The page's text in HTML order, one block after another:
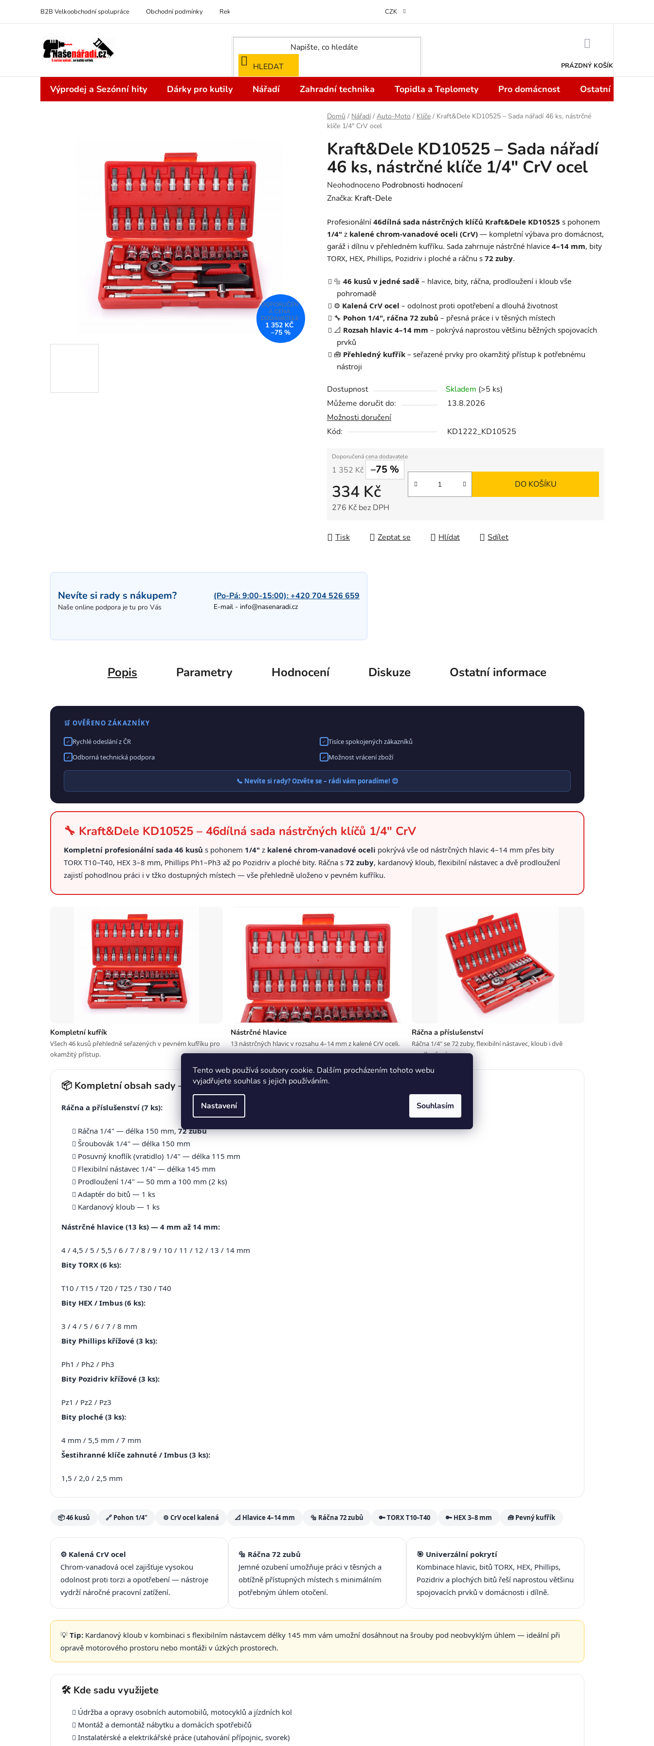
Tento web používá soubory cookie. Dalším procházením tohoto webu
vyjadřujete souhlas s jejich používáním.
Nastavení Souhlasím
obsah
B2B Velkoobchodní spolupráce Obchodní podmínky Reklamace Odstoupení od kupní smlouvy do 14 dní
CZK
HLEDAT PRÁZDNÝ KOŠÍK
Výprodej a Sezónní hity Dárky pro kutily Nářadí Zahradní technika Topidla a Teplomety Pro domácnost Ostatní
Domů / Nářadí / Auto-Moto / Klíče / Kraft&Dele KD10525 – Sada nářadí 46 ks, nástrčné
klíče 1/4" CrV ocel
Kraft&Dele KD10525 – Sada nářadí
46 ks, nástrčné klíče 1/4" CrV ocel
Průměrné
hodnocení
je
0,0
z
5
hvězdiček.
Neohodnoceno Podrobnosti hodnocení
Značka: Kraft-Dele
Profesionální 46dílná sada nástrčných klíčů Kraft&Dele KD10525 s pohonem
1/4" z kalené chrom-vanadové oceli (CrV) — kompletní výbava pro domácnost,
garáž i dílnu v přehledném kufříku. Sada zahrnuje nástrčné hlavice 4–14 mm, bity
TORX, HEX, Phillips, Pozidriv i ploché a ráčnu s 72 zuby.
🔩 46 kusů v jedné sadě – hlavice, bity, ráčna, prodloužení i kloub vše
pohromadě
⚙️ Kalená CrV ocel – odolnost proti opotřebení a dlouhá životnost
🔧 Pohon 1/4", ráčna 72 zubů – přesná práce i v těsných místech
📐 Rozsah hlavic 4–14 mm – pokrývá naprostou většinu běžných spojovacích
prvků
🧰 Přehledný kufřík – seřazené prvky pro okamžitý přístup k potřebnému
nástroji
Dostupnost Skladem (>5 ks)
Můžeme doručit do:
13.8.2026
Možnosti doručení
Kód:
KD1222_KD10525
1 352 Kč –75 %
334 Kč
276 Kč bez DPH
DO KOŠÍKU
Tisk Zeptat se Hlídat Sdílet
1 352 KČ
–75 %
Nevíte si rady s nákupem?
Naše online podpora je tu pro Vás
(Po-Pá: 9:00-15:00):+420 704 526 659
E-mail - info@nasenaradi.cz
Popis Parametry Hodnocení Diskuze Ostatní informace
🛒 OVĚŘENO ZÁKAZNÍKY
✓ Rychlé odeslání z ČR ✓ Tisíce spokojených zákazníků
✓ Odborná technická podpora ✓ Možnost vrácení zboží
📞 Nevíte si rady? Ozvěte se – rádi vám poradíme! 😊
🔧 Kraft&Dele KD10525 – 46dílná sada nástrčných klíčů 1/4" CrV
Kompletní profesionální sada 46 kusů s pohonem 1/4" z kalené chrom-vanadové oceli pokrývá vše od nástrčných hlavic 4–14 mm přes bity
TORX T10–T40, HEX 3–8 mm, Phillips Ph1–Ph3 až po Pozidriv a ploché bity. Ráčna s 72 zuby, kardanový kloub, flexibilní nástavec a dvě prodloužení
zajistí pohodlnou práci i v tžko dostupných místech — vše přehledně uloženo v pevném kufříku.
Kompletní kufřík
Všech 46 kusů přehledně seřazených v pevném kufříku pro
okamžitý přístup.
Nástrčné hlavice
13 nástrčných hlavic v rozsahu 4–14 mm z kalené CrV oceli.
Ráčna a příslušenství
Ráčna 1/4" se 72 zuby, flexibilní nástavec, kloub i dvě
prodloužení.
📦 Kompletní obsah sady — 46 kusů
Ráčna a příslušenství (7 ks):
Ráčna 1/4" — délka 150 mm, 72 zubů
Šroubovák 1/4" — délka 150 mm
Posuvný knoflík (vratidlo) 1/4" — délka 115 mm
Flexibilní nástavec 1/4" — délka 145 mm
Prodloužení 1/4" — 50 mm a 100 mm (2 ks)
Adaptér do bitů — 1 ks
Kardanový kloub — 1 ks
Nástrčné hlavice (13 ks) — 4 mm až 14 mm:
4 / 4,5 / 5 / 5,5 / 6 / 7 / 8 / 9 / 10 / 11 / 12 / 13 / 14 mm
Bity TORX (6 ks):
T10 / T15 / T20 / T25 / T30 / T40
Bity HEX / Imbus (6 ks):
3 / 4 / 5 / 6 / 7 / 8 mm
Bity Phillips křížové (3 ks):
Ph1 / Ph2 / Ph3
Bity Pozidriv křížové (3 ks):
Pz1 / Pz2 / Pz3
Bity ploché (3 ks):
4 mm / 5,5 mm / 7 mm
Šestihranné klíče zahnuté / Imbus (3 ks):
1,5 / 2,0 / 2,5 mm
📦 46 kusů 🔗 Pohon 1/4" ⚙️ CrV ocel kalená 📐 Hlavice 4–14 mm 🔩 Ráčna 72 zubů 🔑 TORX T10–T40 🔑 HEX 3–8 mm 🧰 Pevný kufřík
⚙️ Kalená CrV ocel
Chrom-vanadová ocel zajišťuje vysokou
odolnost proti torzi a opotřebení — nástroje
vydrží náročné pracovní zatížení.
🔩 Ráčna 72 zubů
Jemné ozubení umožňuje práci v těsných a
obtížně přístupných místech s minimálním
potřebným úhlem otočení.
🎯 Univerzální pokrytí
Kombinace hlavic, bitů TORX, HEX, Phillips,
Pozidriv a plochých bitů řeší naprostou většinu
spojovacích prvků v domácnosti i dílně.
💡 Tip: Kardanový kloub v kombinaci s flexibilním nástavcem délky 145 mm vám umožní dosáhnout na šrouby pod neobvyklým úhlem — ideální při
opravě motorového prostoru nebo montáži v úzkých prostorech.
🛠️ Kde sadu využijete
Údržba a opravy osobních automobilů, motocyklů a jízdních kol
Montáž a demontáž nábytku a domácích spotřebičů
Instalatérské a elektrikářské práce (utahování přípojnic, svorek)